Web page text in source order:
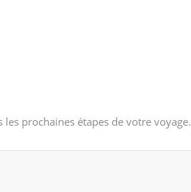
prochaines étapes de votre voyage.